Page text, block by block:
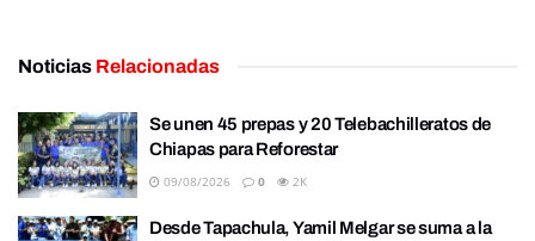
Noticias Relacionadas
Se unen 45 prepas y 20 Telebachilleratos de
Chiapas para Reforestar
09/08/2026 0 2K
Desde Tapachula, Yamil Melgar se suma a la